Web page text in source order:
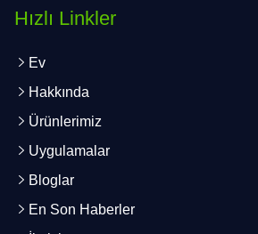
Hızlı Linkler
Ev
Hakkında
Ürünlerimiz
Uygulamalar
Bloglar
En Son Haberler